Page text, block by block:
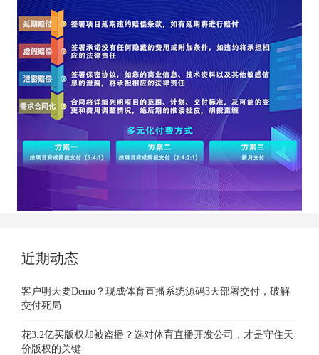
近期动态
客户明天要Demo？现成体育直播系统源码3天部署交付，破解
交付死局
花3.2亿买版权却被盗播？选对体育直播开发公司，才是守住天
价版权的关键